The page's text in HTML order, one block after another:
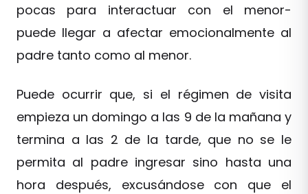
pocas para interactuar con el menor-
puede llegar a afectar emocionalmente al
padre tanto como al menor.
Puede ocurrir que, si el régimen de visita
empieza un domingo a las 9 de la mañana y
termina a las 2 de la tarde, que no se le
permita al padre ingresar sino hasta una
hora después, excusándose con que el